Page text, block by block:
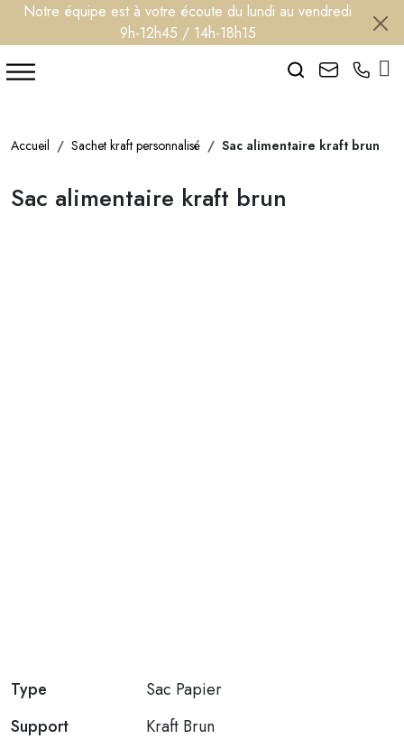
Notre équipe est à votre écoute du lundi au vendredi
9h-12h45 / 14h-18h15
Search
Accueil Sachet kraft personnalisé Sac alimentaire kraft brun
Sac alimentaire kraft brun
Type
Sac Papier
Support
Kraft Brun